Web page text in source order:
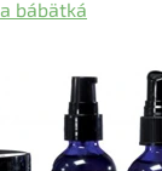
bábätká